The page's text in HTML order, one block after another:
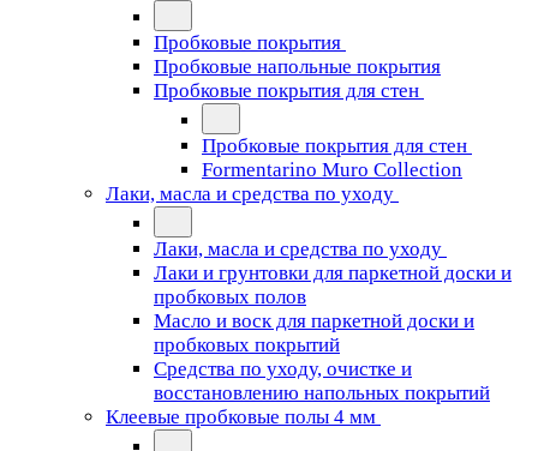
Пробковые покрытия
Пробковые напольные покрытия
Пробковые покрытия для стен
Пробковые покрытия для стен
Formentarino Muro Collection
Лаки, масла и средства по уходу
Лаки, масла и средства по уходу
Лаки и грунтовки для паркетной доски и
пробковых полов
Масло и воск для паркетной доски и
пробковых покрытий
Средства по уходу, очистке и
восстановлению напольных покрытий
Клеевые пробковые полы 4 мм